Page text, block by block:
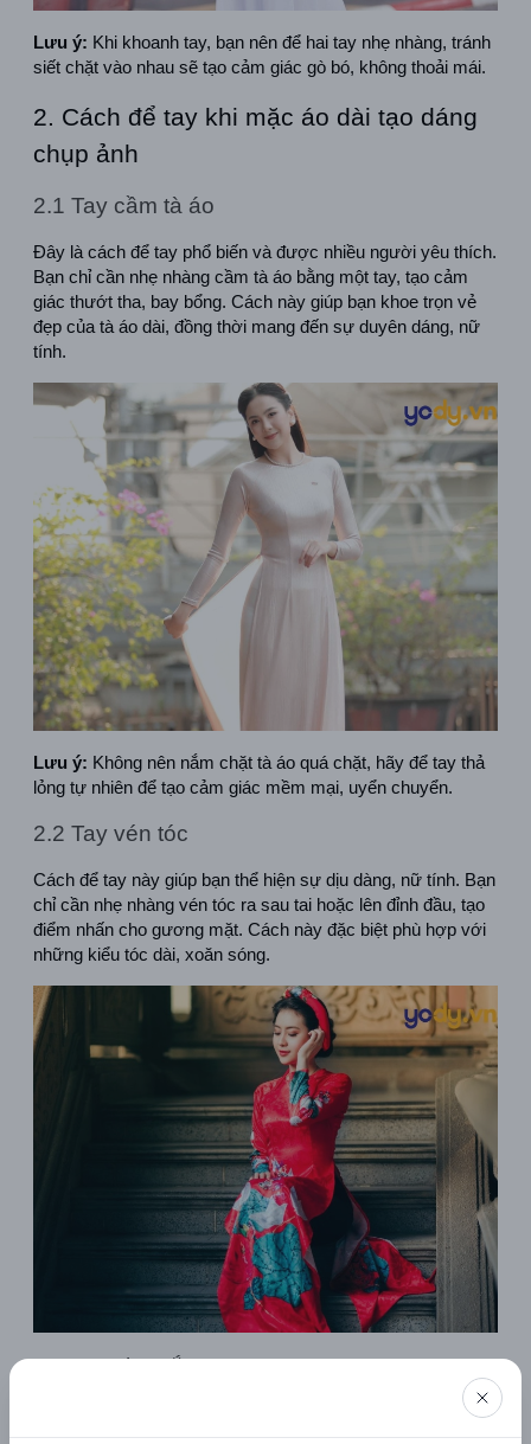
Lưu ý: Khi khoanh tay, bạn nên để hai tay nhẹ nhàng, tránh
siết chặt vào nhau sẽ tạo cảm giác gò bó, không thoải mái.
2. Cách để tay khi mặc áo dài tạo dáng
chụp ảnh
2.1 Tay cầm tà áo
Đây là cách để tay phổ biến và được nhiều người yêu thích.
Bạn chỉ cần nhẹ nhàng cầm tà áo bằng một tay, tạo cảm
giác thướt tha, bay bổng. Cách này giúp bạn khoe trọn vẻ
đẹp của tà áo dài, đồng thời mang đến sự duyên dáng, nữ
tính.
Lưu ý: Không nên nắm chặt tà áo quá chặt, hãy để tay thả
lỏng tự nhiên để tạo cảm giác mềm mại, uyển chuyển.
2.2 Tay vén tóc
Cách để tay này giúp bạn thể hiện sự dịu dàng, nữ tính. Bạn
chỉ cần nhẹ nhàng vén tóc ra sau tai hoặc lên đỉnh đầu, tạo
điểm nhấn cho gương mặt. Cách này đặc biệt phù hợp với
những kiểu tóc dài, xoăn sóng.
2.3 Tay che nắng
Cách để tay này mang đến vẻ ngoài lãng mạn, mơ màng.
Bạn chỉ cần đưa tay lên che nắng, tạo dáng "so deep". Cách